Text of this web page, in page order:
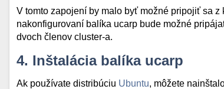
V tomto zapojení by malo byť možné pripojiť sa
nakonfigurovaní balíka ucarp bude možné
dvoch členov cluster-a.
4. Inštalácia balíka ucarp
Ak používate distribúciu Ubuntu, môžete